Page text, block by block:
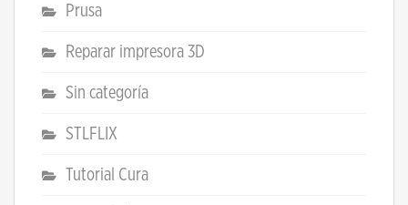
Prusa
Reparar impresora 3D
Sin categoría
STLFLIX
Tutorial Cura